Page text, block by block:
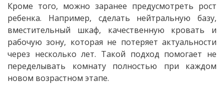
Кроме того, можно заранее предусмотреть рост
ребенка. Например, сделать нейтральную базу,
вместительный шкаф, качественную кровать и
рабочую зону, которая не потеряет актуальности
через несколько лет. Такой подход помогает не
переделывать комнату полностью при каждом
новом возрастном этапе.